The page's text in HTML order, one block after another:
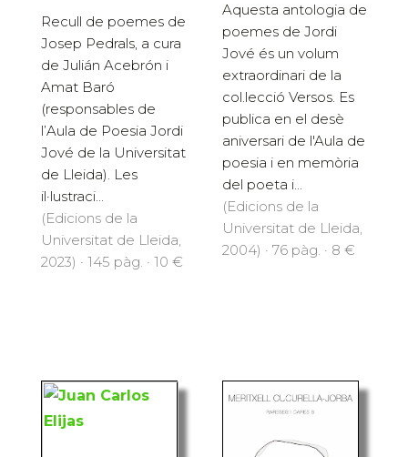
Recull de poemes de
Josep Pedrals, a cura
de Julián Acebrón i
Amat Baró
(responsables de
l’Aula de Poesia Jordi
Jové de la Universitat
de Lleida). Les
il·lustraci...
(Edicions de la
Universitat de Lleida,
2023) · 145 pàg. · 10 €
Aquesta antologia de
poemes de Jordi
Jové és un volum
extraordinari de la
col.lecció Versos. Es
publica en el desè
aniversari de l'Aula de
poesia i en memòria
del poeta i...
(Edicions de la
Universitat de Lleida,
2004) · 76 pàg. · 8 €